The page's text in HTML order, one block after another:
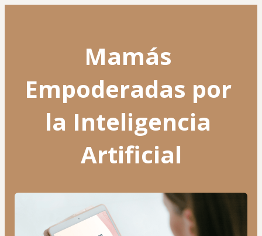
Mamás
Empoderadas por
la Inteligencia
Artificial